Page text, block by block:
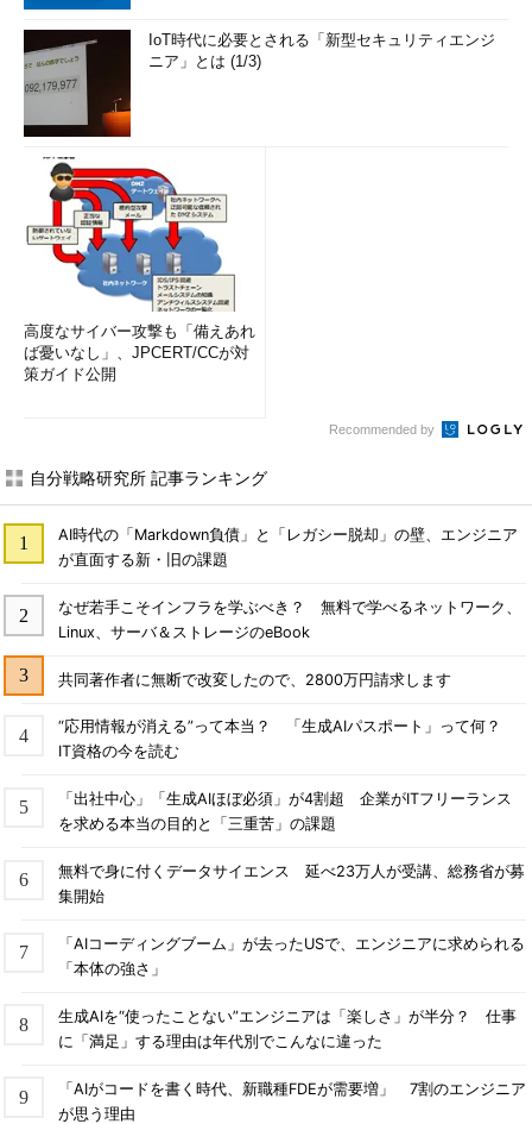
IoT時代に必要とされる「新型セキュリティエンジ
ニア」とは (1/3)
高度なサイバー攻撃も「備えあれ
ば憂いなし」、JPCERT/CCが対
策ガイド公開
Recommended by
自分戦略研究所 記事ランキング
AI時代の「Markdown負債」と「レガシー脱却」の壁、エンジニア
が直面する新・旧の課題
なぜ若手こそインフラを学ぶべき？ 無料で学べるネットワーク、
Linux、サーバ＆ストレージのeBook
共同著作者に無断で改変したので、2800万円請求します
“応用情報が消える”って本当？ 「生成AIパスポート」って何？
IT資格の今を読む
「出社中心」「生成AIほぼ必須」が4割超 企業がITフリーランス
を求める本当の目的と「三重苦」の課題
無料で身に付くデータサイエンス 延べ23万人が受講、総務省が募
集開始
「AIコーディングブーム」が去ったUSで、エンジニアに求められる
「本体の強さ」
生成AIを“使ったことない”エンジニアは「楽しさ」が半分？ 仕事
に「満足」する理由は年代別でこんなに違った
「AIがコードを書く時代、新職種FDEが需要増」 7割のエンジニア
が思う理由